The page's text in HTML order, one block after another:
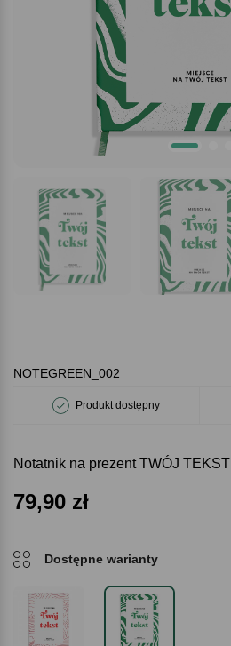
NOTEGREEN_002
Produkt dostępny
Notatnik na prezent TWÓJ TEKST
79,90 zł
Dostępne warianty